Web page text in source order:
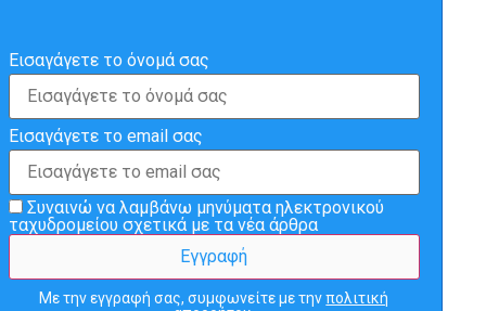
Εισαγάγετε το όνομά σας
Εισαγάγετε το email σας
Συναινώ να λαμβάνω μηνύματα ηλεκτρονικού
ταχυδρομείου σχετικά με τα νέα άρθρα
Με την εγγραφή σας, συμφωνείτε με τηνπολιτική